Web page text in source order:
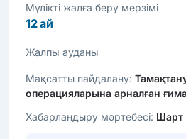
Мүлікті жалға беру мерзімі
12ай
Жалпы ауданы
Мақсатты пайдалану:
операцияларына арналған
Хабарландыру мәртебесі: Шарт